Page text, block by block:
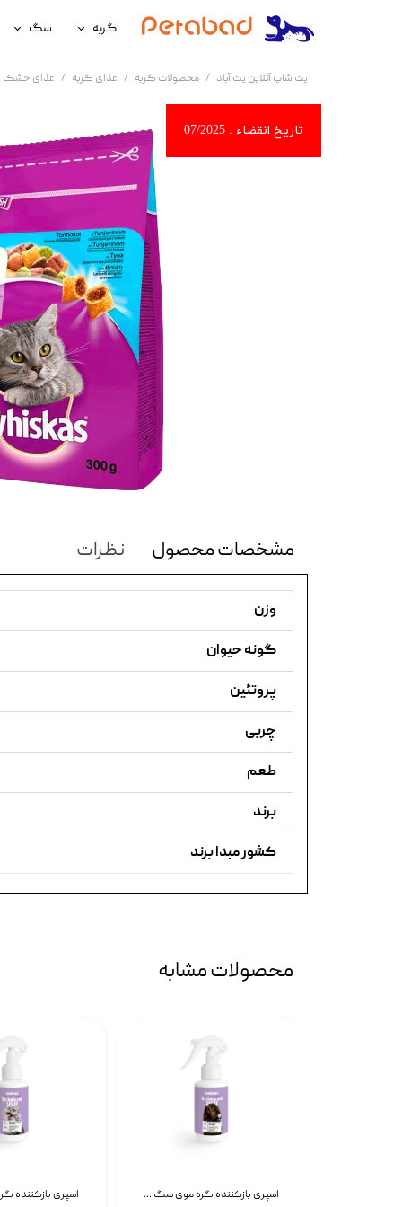
گربه
غذای گربه
سلامتی گربه
سگ
غذای سگ
سلامتی سگ
آرایشی و
پت شاپ آنلاین پت آباد محصولات گربه غذای گربه غذای خشک
مشخصات محصول نظرات
وزن
گونه حیوان
پروتئین
چربی
طعم
برند
کشور مبدا برند
محصولات مشابه
اسپری بازکننده گره موی سگ نئوپت Neopet Detangling Spray حجم 120 میلی گرم